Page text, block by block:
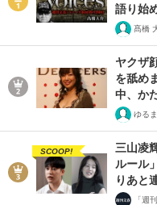
語り始
髙橋
ヤクザ
を舐め
中、か
ゆる
SCOOP!
三山凌
ルール
りあと
「週